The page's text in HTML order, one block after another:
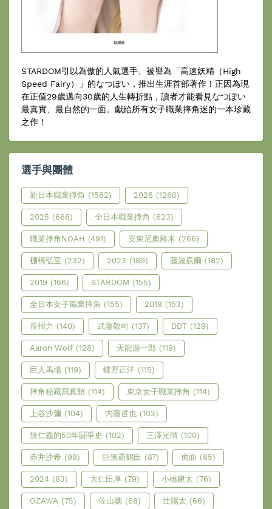
STARDOM引以為傲的人氣選手、被譽為「高速妖精（High
Speed Fairy）」的なつぽい，推出生涯首部著作！正因為現
在正值29歲邁向30歲的人生轉折點，讀者才能看見なつぽい
最真實、最自然的一面。獻給所有女子職業摔角迷的一本珍藏
之作！
選手與團體
新日本職業摔角 (1582) 2026 (1260)
2025 (668) 全日本職業摔角 (623)
職業摔角NOAH (491) 安東尼奧豬木 (266)
棚橋弘至 (232) 2023 (189) 藤波辰爾 (182)
2019 (166) STARDOM (155)
全日本女子職業摔角 (155) 2018 (153)
長州力 (140) 武藤敬司 (137) DDT (129)
Aaron Wolf (128) 天龍源一郎 (119)
巨人馬場 (119) 蝶野正洋 (115)
摔角秘藏寫真館 (114) 東京女子職業摔角 (114)
上谷沙彌 (104) 內藤哲也 (103)
無仁義的50年鬪爭史 (102) 三澤光晴 (100)
赤井沙希 (98) 巨無霸鶴田 (87) 虎面 (85)
2024 (83) 大仁田厚 (79) 小橋建太 (76)
OZAWA (75) 佐山聰 (68) 辻陽太 (68)